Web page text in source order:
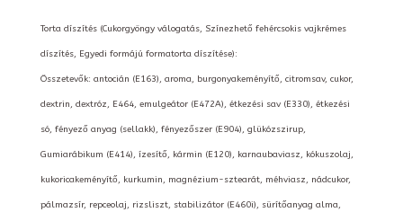
Torta díszítés (Cukorgyöngy válogatás, Színezhető fehércsokis vajkrémes
díszítés, Egyedi formájú formatorta díszítése):
Összetevők: antocián (E163), aroma, burgonyakeményítő, citromsav, cukor,
dextrin, dextróz, E464, emulgeátor (E472A), étkezési sav (E330), étkezési
só, fényező anyag (sellakk), fényezőszer (E904), glükózszirup,
Gumiarábikum (E414), ízesítő, kármin (E120), karnaubaviasz, kókuszolaj,
kukoricakeményítő, kurkumin, magnézium-sztearát, méhviasz, nádcukor,
pálmazsír, repceolaj, rizsliszt, stabilizátor (E460i), sürítőanyag alma,